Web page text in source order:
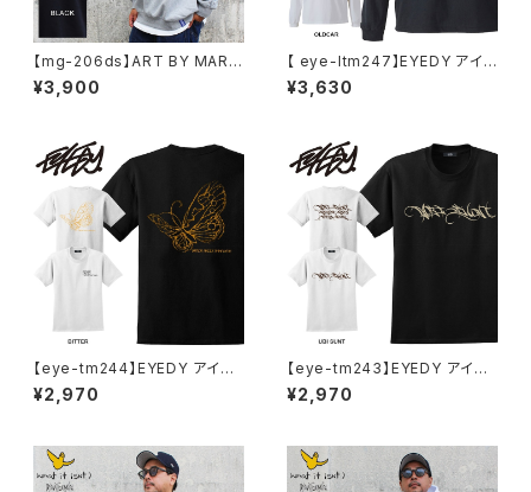
【mg-206ds】ART BY MARK
GONZALE ( What it isNt ワッ
トイットイズント) アートバイ マ
¥3,900
【 eye-ltm247】EYEDY アイデ
ィー 大きいサイズ メンズ ロング
Tシャツ GOD IS DEAD ロンT
HITE BLACK ホワイト ブラック
¥3,630
【eye-tm244】EYEDY アイデ
ィー BITTER ショートスリーブ
Tシャツ 大きいサイズ WHTIE
¥2,970
【eye-tm243】EYEDY アイデ
ィー UBITTER ショートスリー
ブTシャツ 大きいサイズ WHTI
¥2,970